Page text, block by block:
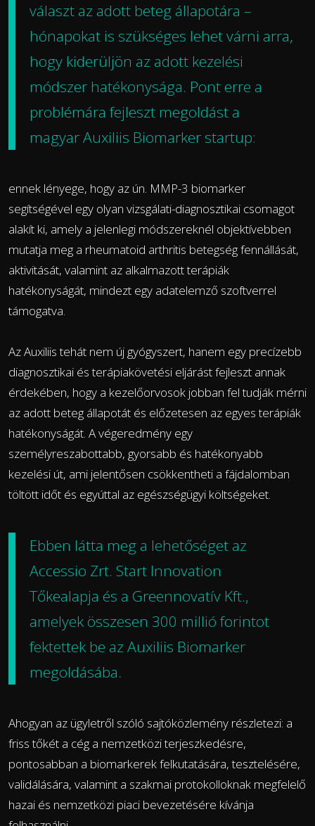
választ az adott beteg állapotára –
hónapokat is szükséges lehet várni arra,
hogy kiderüljön az adott kezelési
módszer hatékonysága. Pont erre a
problémára fejleszt megoldást a
magyar Auxiliis Biomarker startup:
ennek lényege, hogy az ún. MMP-3 biomarker
segítségével egy olyan vizsgálati-diagnosztikai csomagot
alakít ki, amely a jelenlegi módszereknél objektívebben
mutatja meg a rheumatoid arthritis betegség fennállását,
aktivitását, valamint az alkalmazott terápiák
hatékonyságát, mindezt egy adatelemző szoftverrel
támogatva.
Az Auxiliis tehát nem új gyógyszert, hanem egy precízebb
diagnosztikai és terápiakövetési eljárást fejleszt annak
érdekében, hogy a kezelőorvosok jobban fel tudják mérni
az adott beteg állapotát és előzetesen az egyes terápiák
hatékonyságát. A végeredmény egy
személyreszabottabb, gyorsabb és hatékonyabb
kezelési út, ami jelentősen csökkentheti a fájdalomban
töltött időt és egyúttal az egészségügyi költségeket.
Ebben látta meg a lehetőséget az
Accessio Zrt. Start Innovation
Tőkealapja és a Greennovatív Kft.,
amelyek összesen 300 millió forintot
fektettek be az Auxiliis Biomarker
megoldásába.
Ahogyan az ügyletről szóló sajtóközlemény részletezi: a
friss tőkét a cég a nemzetközi terjeszkedésre,
pontosabban a biomarkerek felkutatására, tesztelésére,
validálására, valamint a szakmai protokolloknak megfelelő
hazai és nemzetközi piaci bevezetésére kívánja